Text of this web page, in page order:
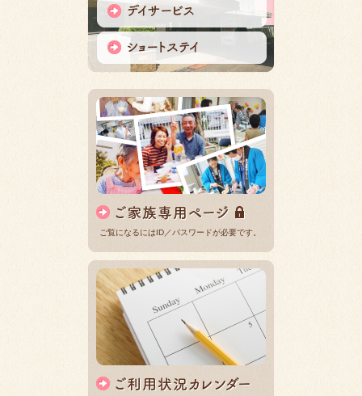
ご覧になるにはID／パスワードが必要です。